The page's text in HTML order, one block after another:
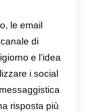
lascia la tua
rimane stagnante
consigliamo